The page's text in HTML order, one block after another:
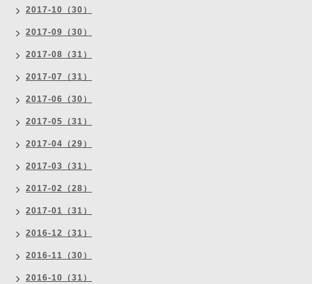
2017-10（30）
2017-09（30）
2017-08（31）
2017-07（31）
2017-06（30）
2017-05（31）
2017-04（29）
2017-03（31）
2017-02（28）
2017-01（31）
2016-12（31）
2016-11（30）
2016-10（31）